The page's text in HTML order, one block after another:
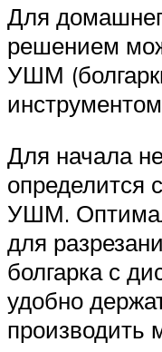
Для
решением
УШМ
Для начала
определится
УШМ.
для
болгарка с
удобно
производить